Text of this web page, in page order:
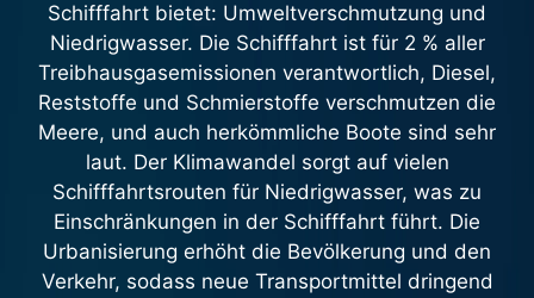
Schifffahrt bietet: Umweltverschmutzung und
Niedrigwasser. Die Schifffahrt ist für 2 % aller
Treibhausgasemissionen verantwortlich, Diesel,
Reststoffe und Schmierstoffe verschmutzen die
Meere, und auch herkömmliche Boote sind sehr
laut. Der Klimawandel sorgt auf vielen
Schifffahrtsrouten für Niedrigwasser, was zu
Einschränkungen in der Schifffahrt führt. Die
Urbanisierung erhöht die Bevölkerung und den
Verkehr, sodass neue Transportmittel dringend